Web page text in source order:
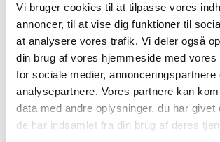
Vi bruger cookies til at tilpasse vores
annoncer, til at vise dig funktioner til
at analysere vores trafik. Vi deler også
din brug af vores hjemmeside med vores
for sociale medier, annonceringspartnere
analysepartnere. Vores partnere kan
data med andre oplysninger, du har givet
de har indsamlet fra din brug af deres
Du vil måske også
lide...